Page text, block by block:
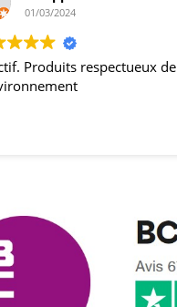
01/03/2024
Produits respectueux de